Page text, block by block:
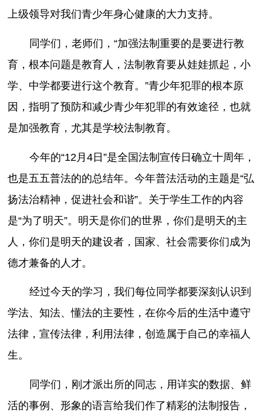
上级领导对我们青少年身心健康的大力支持。
同学们，老师们，“加强法制重要的是要进行教
育，根本问题是教育人，法制教育要从娃娃抓起，小
学、中学都要进行这个教育。”青少年犯罪的根本原
因，指明了预防和减少青少年犯罪的有效途径，也就
是加强教育，尤其是学校法制教育。
今年的“12月4日”是全国法制宣传日确立十周年，
也是五五普法的的总结年。今年普法活动的主题是“弘
扬法治精神，促进社会和谐”。关于学生工作的内容
是“为了明天”。明天是你们的世界，你们是明天的主
人，你们是明天的建设者，国家、社会需要你们成为
德才兼备的人才。
经过今天的学习，我们每位同学都要深刻认识到
学法、知法、懂法的主要性，在你今后的生活中遵守
法律，宣传法律，利用法律，创造属于自己的幸福人
生。
同学们，刚才派出所的同志，用详实的数据、鲜
活的事例、形象的语言给我们作了精彩的法制报告，